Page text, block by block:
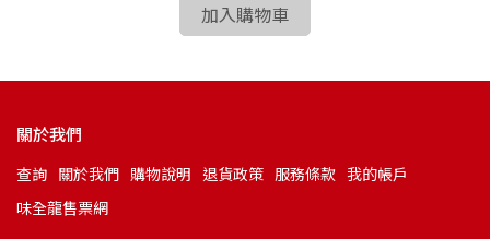
加入購物車
關於我們
查詢 關於我們 購物說明 退貨政策 服務條款 我的帳戶
味全龍售票網